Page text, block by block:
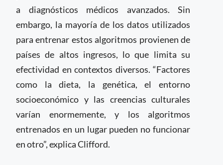
a diagnósticos médicos avanzados. Sin
embargo, la mayoría de los datos utilizados
para entrenar estos algoritmos provienen de
países de altos ingresos, lo que limita su
efectividad en contextos diversos. “Factores
como la dieta, la genética, el entorno
socioeconómico y las creencias culturales
varían enormemente, y los algoritmos
entrenados en un lugar pueden no funcionar
en otro”, explica Clifford.